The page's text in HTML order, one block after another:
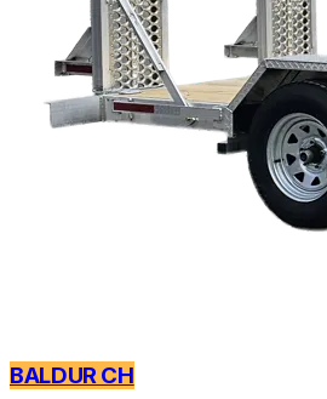
BALDUR CH